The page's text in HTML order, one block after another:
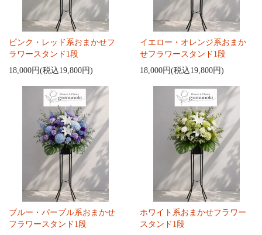
ピンク・レッド系おまかせフ
ラワースタンド1段
18,000円(税込19,800円)
イエロー・オレンジ系おまか
せフラワースタンド1段
18,000円(税込19,800円)
ブルー・パープル系おまかせ
フラワースタンド1段
ホワイト系おまかせフラワー
スタンド1段